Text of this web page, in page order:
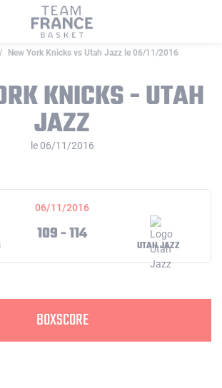
New York Knicks vs Utah Jazz le 06/11/2016
KNICKS - UTAH
JAZZ
le 06/11/2016
06/11/2016
109 - 114
UTAH JAZZ
BOXSCORE
cookies